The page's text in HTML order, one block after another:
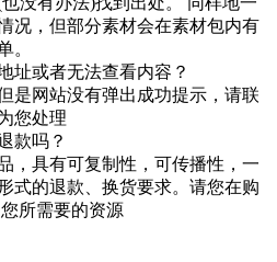
况，但部分素材会在素材包内有
。
址或者无法查看内容？
是网站没有弹出成功提示，请联
您处理
款吗？
，具有可复制性，可传播性，一
式的退款、换货要求。请您在购
所需要的资源